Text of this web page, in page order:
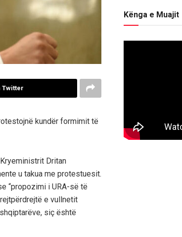
Twitter
kundër formimit të
Dritan
u takua me protestuesit.
“propozimi i URA-së të
e vullnetit
siç është
Kënga e Muajit